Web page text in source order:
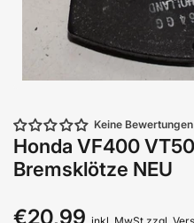
Keine Bewertungen
Honda VF400
Bremsklötze NEU
Normaler
€20,99